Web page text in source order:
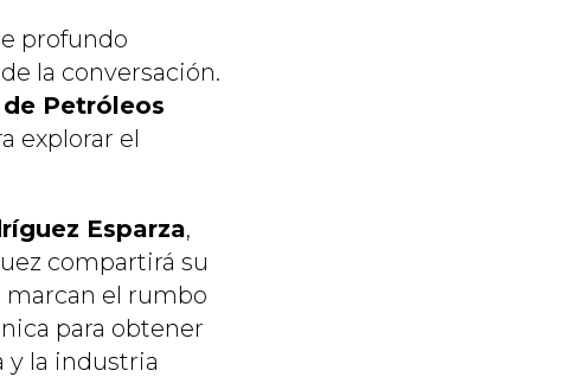
profundo
la conversación.
Petróleos
explorar el
Esparza,
compartirá su
marcan el rumbo
para obtener
y la industria